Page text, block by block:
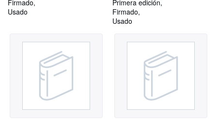
Firmado
Usado
Primera edición
Firmado
Usado